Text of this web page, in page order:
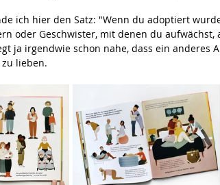
ich hier den Satz: "Wenn du adoptiert
oder Geschwister, mit denen du
ja irgendwie schon nahe, dass ein anderes
lieben.